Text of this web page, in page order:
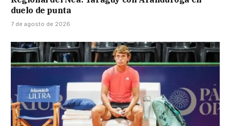
duelo de punta
7 de agosto de 2026